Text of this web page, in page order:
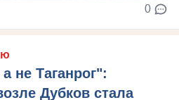
0
не Таганрог":
Дубков стала